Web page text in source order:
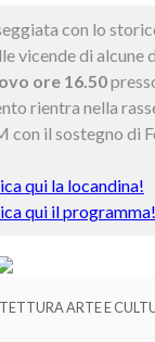
con lo
vicende di alcune
ore 16.50
rientra nella
con il sostegno di
qui la locandina!
qui il programma!
ARTE E